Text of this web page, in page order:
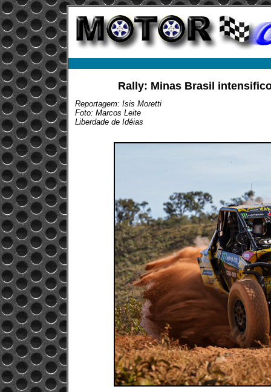
Rally: Minas Brasil
Reportagem: Isis Moretti
Foto: Marcos Leite
Liberdade de Idéias